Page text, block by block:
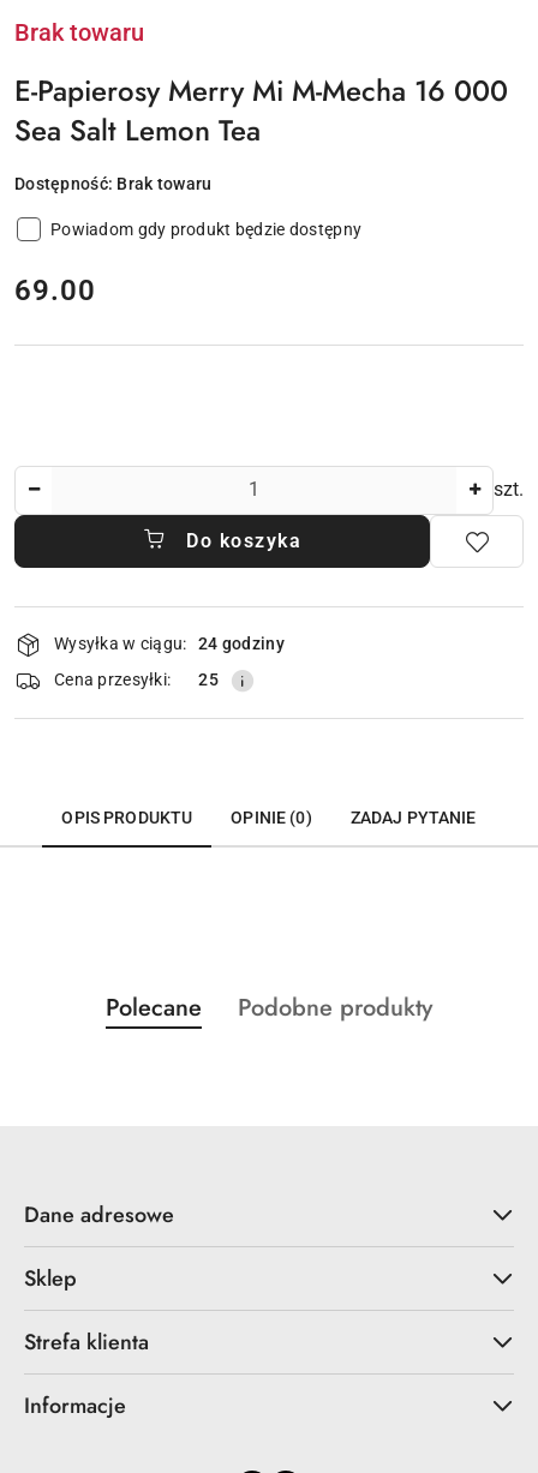
Brak towaru
E-Papierosy Merry Mi M-Mecha 16 000
Sea Salt Lemon Tea
Dostępność: Brak towaru
Powiadom gdy produkt będzie dostępny
cena:
69.00
szt.
Do koszyka
Dostępność
i
dostawa
Wysyłka w ciągu:
24 godziny
Cena przesyłki:
25
OPIS PRODUKTU OPINIE (0) ZADAJ PYTANIE
Pomiń karuzelę produktów
Produkty
o
Polecane
Produkty
Podobne produkty
Dane adresowe
Sklep
Strefa klienta
Informacje